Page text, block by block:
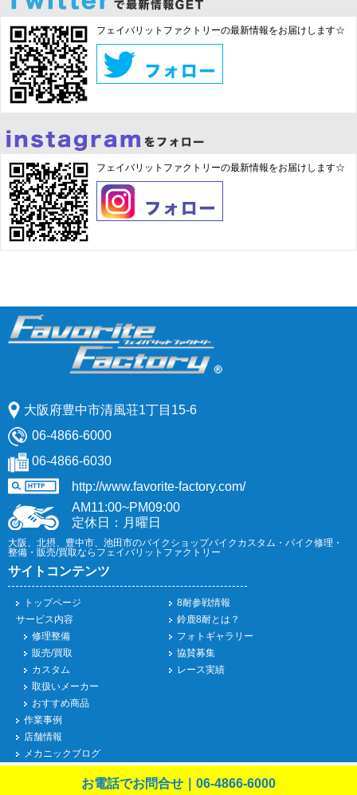
フェイバリットファクトリーの最新情報をお届けします☆
フェイバリットファクトリーの最新情報をお届けします☆
大阪府豊中市清風荘1丁目15-6
06-4866-6000
06-4866-6030
http://www.favorite-factory.com/
AM11:00~PM09:00
定休日：月曜日
大阪、北摂、豊中市、池田市のバイクショップバイクカスタム・バイク修理・
整備・販売/買取ならフェイバリットファクトリー
サイトコンテンツ
トップページ
サービス内容
修理整備
販売/買取
カスタム
取扱いメーカー
おすすめ商品
作業事例
店舗情報
メカニックブログ
8耐参戦情報
鈴鹿8耐とは？
フォトギャラリー
協賛募集
レース実績
お電話でお問合せ｜06-4866-6000